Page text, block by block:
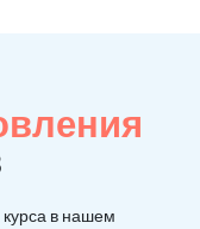
в нашем